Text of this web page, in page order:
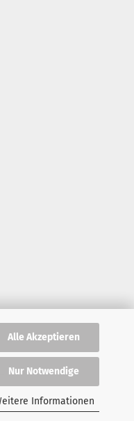
Alle Akzeptieren
Nur Notwendige
Informationen